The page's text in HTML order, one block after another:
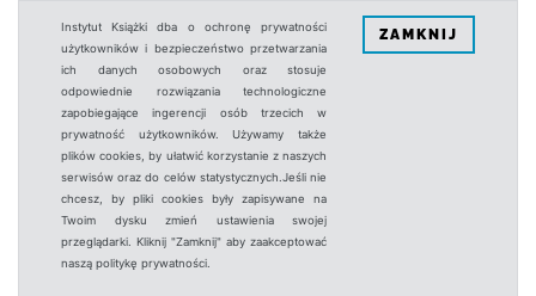
Instytut Książki dba o ochronę prywatności
użytkowników i bezpieczeństwo przetwarzania
ich danych osobowych oraz stosuje
odpowiednie rozwiązania technologiczne
zapobiegające ingerencji osób trzecich w
prywatność użytkowników. Używamy także
plików cookies, by ułatwić korzystanie z naszych
serwisów oraz do celów statystycznych.Jeśli nie
chcesz, by pliki cookies były zapisywane na
Twoim dysku zmień ustawienia swojej
przeglądarki. Kliknij "Zamknij" aby zaakceptować
naszą politykę prywatności.
ZAMKNIJ